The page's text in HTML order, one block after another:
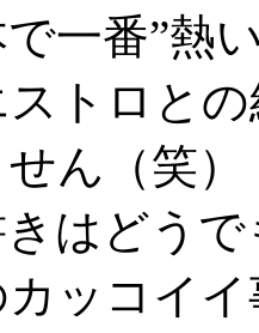
一番”熱
ストロと
ん（笑）
はどうで
ッコイイ